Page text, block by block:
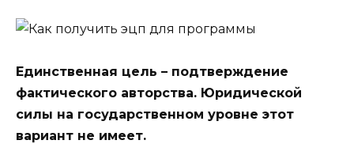
Единственная цель – подтверждение
фактического авторства. Юридической
силы на государственном уровне этот
вариант не имеет.